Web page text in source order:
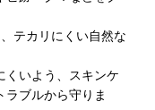
テカリにくい自然な
くいよう、スキンケ
ラブルから守りま